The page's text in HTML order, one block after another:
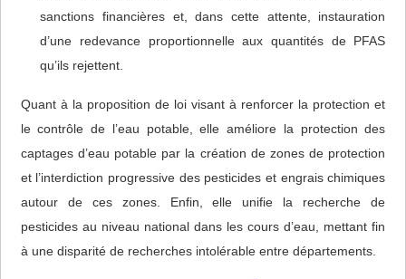
sanctions financières et, dans cette attente, instauration
d’une redevance proportionnelle aux quantités de PFAS
qu’ils rejettent.
Quant à la proposition de loi visant à renforcer la protection et
le contrôle de l’eau potable, elle améliore la protection des
captages d’eau potable par la création de zones de protection
et l’interdiction progressive des pesticides et engrais chimiques
autour de ces zones. Enfin, elle unifie la recherche de
pesticides au niveau national dans les cours d’eau, mettant fin
à une disparité de recherches intolérable entre départements.